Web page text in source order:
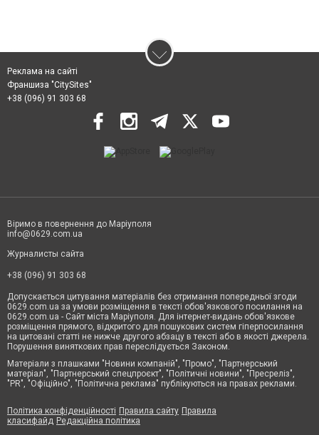
Реклама на сайті
Франшиза "CitySites"
+38 (096) 91 303 68
Віримо в повернення до Маріуполя
info@0629.com.ua
Журналисты сайта
+38 (096) 91 303 68
Допускається цитування матеріалів без отримання попередньої згоди
0629.com.ua за умови розміщення в тексті обов'язкового посилання на
0629.com.ua - Сайт міста Маріуполя. Для інтернет-видань обов'язкове
розміщення прямого, відкритого для пошукових систем гіперпосилання
на цитовані статті не нижче другого абзацу в тексті або в якості джерела.
Порушення виняткових прав переслідується Законом.
Матеріали з плашками "Новини компаній", "Промо", "Партнерський
матеріал", "Партнерський спецпроєкт", "Політичні новини", "Пресреліз",
"PR", "Офіційно", "Політична реклама" публікуються на правах реклами.
Політика конфіденційності Правила сайту Правила
класифайд Редакційна політика